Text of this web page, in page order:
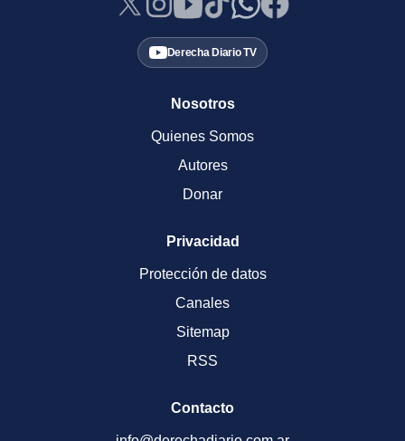
Derecha Diario TV
Nosotros
Quienes Somos
Autores
Donar
Privacidad
Protección de datos
Canales
Sitemap
RSS
Contacto